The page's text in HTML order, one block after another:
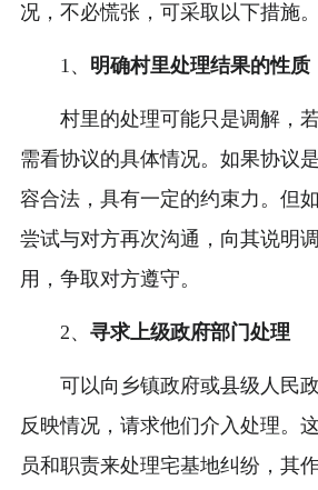
况，不必慌张，可采取以下措施。
1、 明确村里处理结果的性质
村里的处理可能只是调解，
需看协议的具体情况。如果协议
容合法，具有一定的约束力。但
尝试与对方再次沟通，向其说明
用，争取对方遵守。
2、 寻求上级政府部门处理
可以向乡镇政府或县级人民
反映情况，请求他们介入处理。
员和职责来处理宅基地纠纷，其